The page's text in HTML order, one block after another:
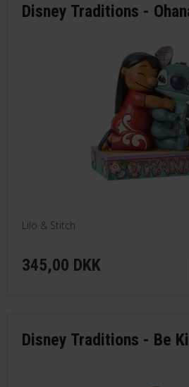
Disney Traditions -
Lilo & Stitch
345,00 DKK
Disney Traditions - Be